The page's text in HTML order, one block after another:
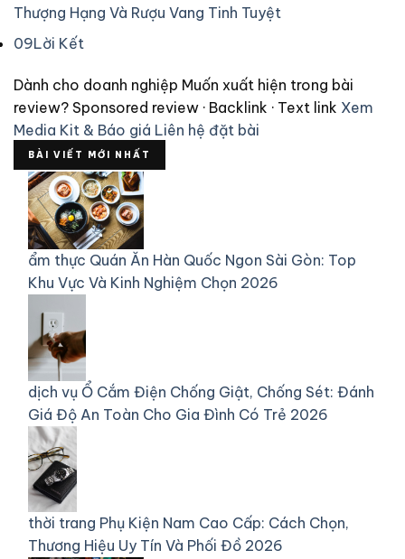
Thượng Hạng Và Rượu Vang Tinh Tuyệt
09Lời Kết
Dành cho doanh nghiệp Muốn xuất hiện trong bài
review? Sponsored review · Backlink · Text link Xem
Media Kit & Báo giá Liên hệ đặt bài
BÀI VIẾT MỚI NHẤT
ẩm thực Quán Ăn Hàn Quốc Ngon Sài Gòn: Top
Khu Vực Và Kinh Nghiệm Chọn 2026
dịch vụ Ổ Cắm Điện Chống Giật, Chống Sét: Đánh
Giá Độ An Toàn Cho Gia Đình Có Trẻ 2026
thời trang Phụ Kiện Nam Cao Cấp: Cách Chọn,
Thương Hiệu Uy Tín Và Phối Đồ 2026